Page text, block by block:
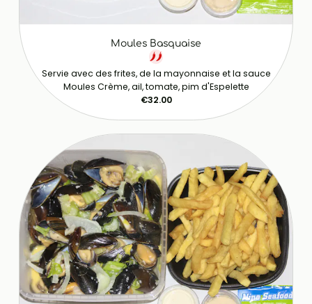
Moules Basquaise
Servie avec des frites, de la mayonnaise et la sauce
Moules Crème, ail, tomate, pim d'Espelette
€32.00